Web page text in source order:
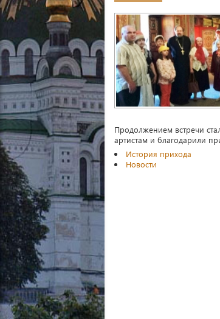
Продолжением встречи
артистам и благодарили
История прихода
Новости